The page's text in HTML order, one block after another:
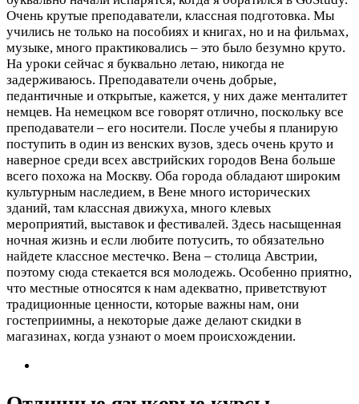
Очень крутые преподаватели, классная подготовка. Мы
учились не только на пособиях и книгах, но и на фильмах,
музыке, много практиковались – это было безумно круто.
На уроки сейчас я буквально летаю, никогда не
задерживаюсь. Преподаватели очень добрые,
педантичные и открытые, кажется, у них даже менталитет
немцев. На немецком все говорят отлично, поскольку все
преподаватели – его носители. После учебы я планирую
поступить в один из венских вузов, здесь очень круто и
наверное среди всех австрийских городов Вена больше
всего похожа на Москву. Оба города обладают широким
культурным наследием, в Вене много исторических
зданий, там классная движуха, много клевых
мероприятий, выставок и фестивалей. Здесь насыщенная
ночная жизнь и если любите потусить, то обязательно
найдете классное местечко. Вена – столица Австрии,
поэтому сюда стекается вся молодежь. Особенно приятно,
что местные относятся к нам адекватно, приветствуют
традиционные ценности, которые важны нам, они
гостеприимны, а некоторые даже делают скидки в
магазинах, когда узнают о моем происхождении.